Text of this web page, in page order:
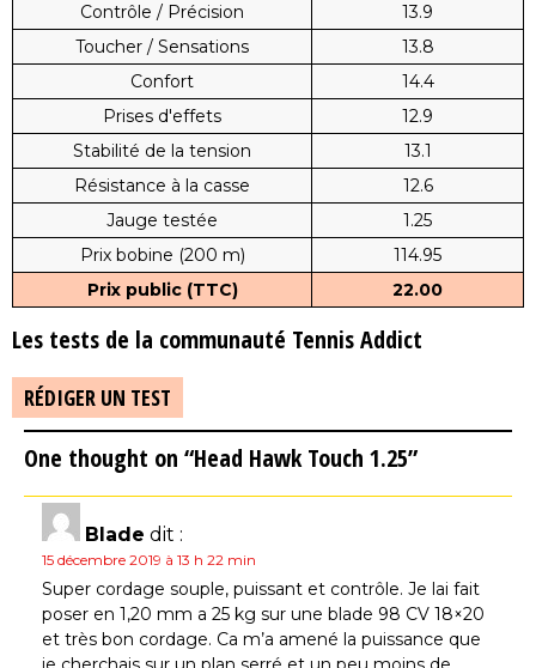
Contrôle / Précision
13.9
Toucher / Sensations
13.8
Confort
14.4
Prises d'effets
12.9
Stabilité de la tension
13.1
Résistance à la casse
12.6
Jauge testée
1.25
Prix bobine (200 m)
114.95
Prix public (TTC)
22.00
Les tests de la communauté Tennis Addict
RÉDIGER UN TEST
One thought on “Head Hawk Touch 1.25”
Blade dit :
15 décembre 2019 à 13 h 22 min
Super cordage souple, puissant et contrôle. Je lai fait
poser en 1,20 mm a 25 kg sur une blade 98 CV 18×20
et très bon cordage. Ca m’a amené la puissance que